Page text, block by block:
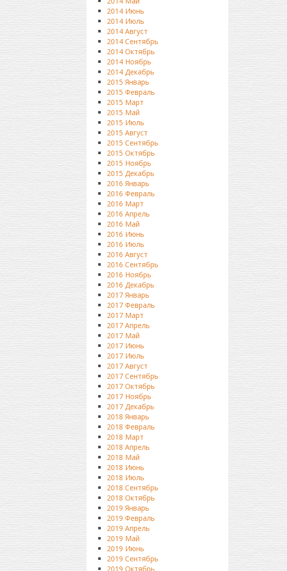
2014 Июнь
2014 Июль
2014 Август
2014 Сентябрь
2014 Октябрь
2014 Ноябрь
2014 Декабрь
2015 Январь
2015 Февраль
2015 Март
2015 Май
2015 Июль
2015 Август
2015 Сентябрь
2015 Октябрь
2015 Ноябрь
2015 Декабрь
2016 Январь
2016 Февраль
2016 Март
2016 Апрель
2016 Май
2016 Июнь
2016 Июль
2016 Август
2016 Сентябрь
2016 Ноябрь
2016 Декабрь
2017 Январь
2017 Февраль
2017 Март
2017 Апрель
2017 Май
2017 Июнь
2017 Июль
2017 Август
2017 Сентябрь
2017 Октябрь
2017 Ноябрь
2017 Декабрь
2018 Январь
2018 Февраль
2018 Март
2018 Апрель
2018 Май
2018 Июнь
2018 Июль
2018 Сентябрь
2018 Октябрь
2019 Январь
2019 Февраль
2019 Апрель
2019 Май
2019 Июнь
2019 Сентябрь
2019 Октябрь